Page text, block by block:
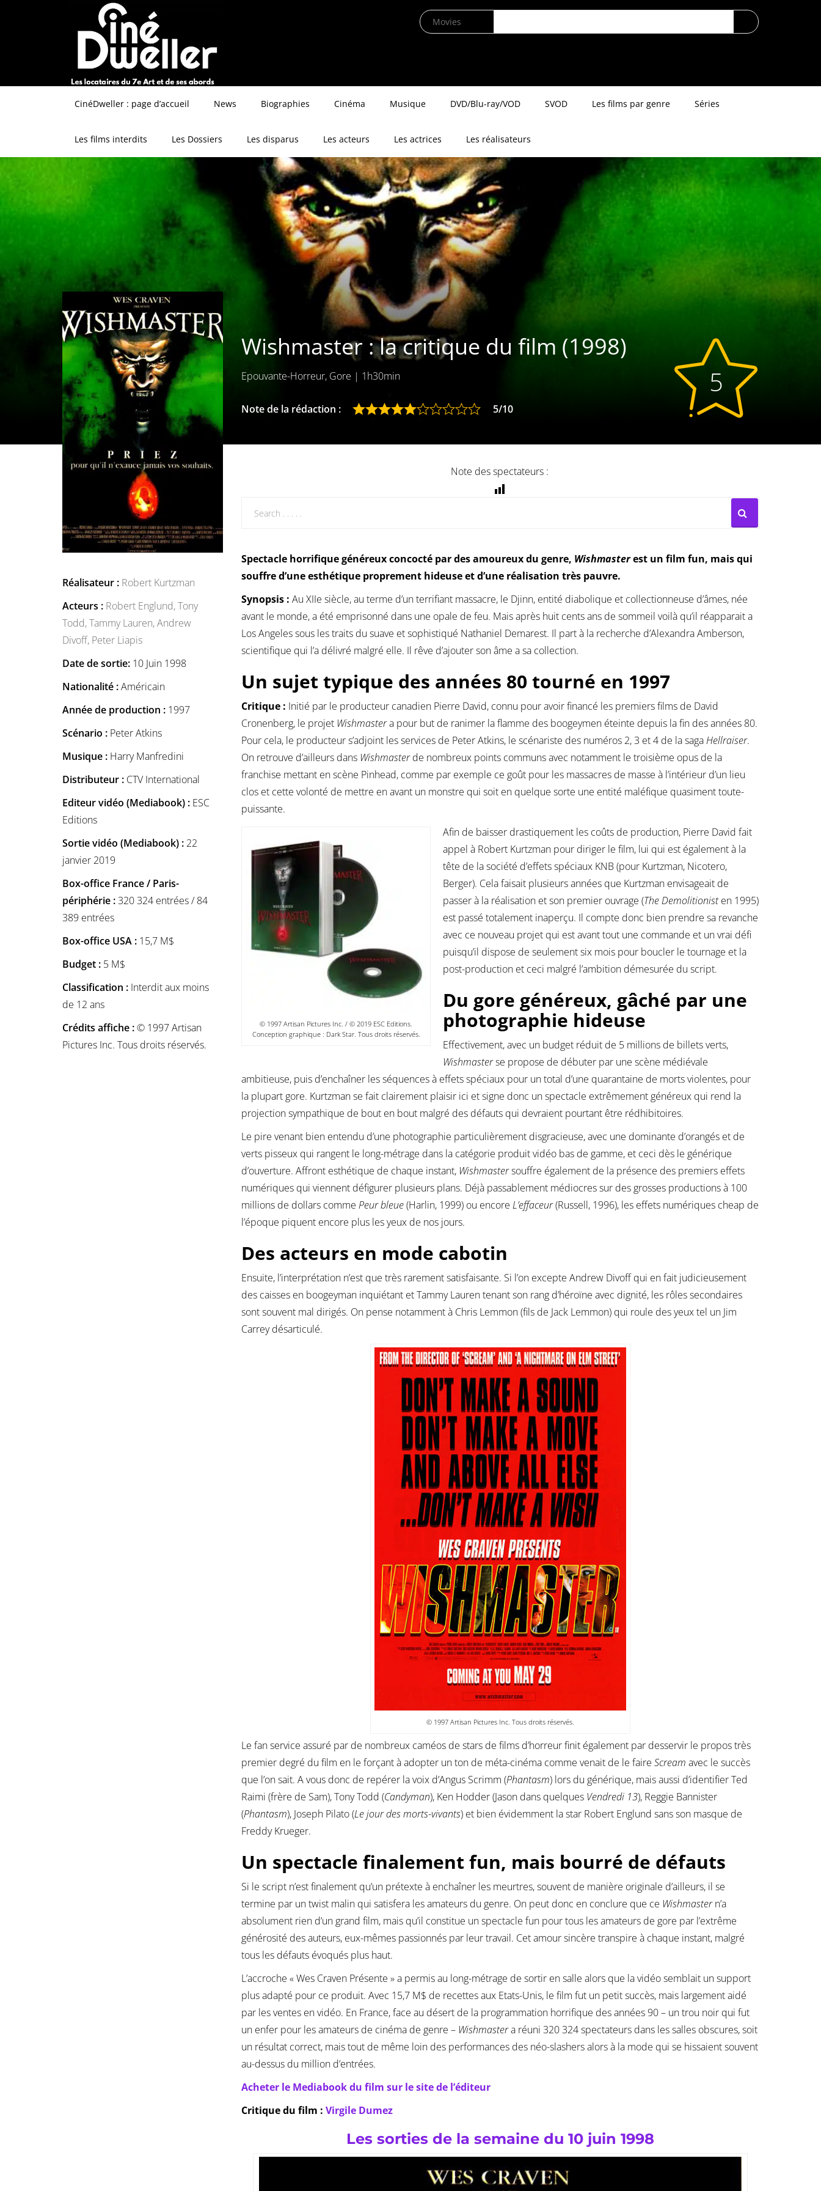
CinéDweller : page d’accueil News Biographies Cinéma Musique DVD/Blu-ray/VOD SVOD Les films par genre Séries
Les films interdits Les Dossiers Les disparus Les acteurs Les actrices Les réalisateurs
Wishmaster : la critique du film (1998)
Epouvante-Horreur, Gore | 1h30min
Note de la rédaction : 5/10
5
Réalisateur : Robert Kurtzman
Acteurs : Robert Englund,Tony
Todd,Tammy Lauren,Andrew
Divoff, Peter Liapis
Date de sortie: 10 Juin 1998
Nationalité :Américain
Année de production : 1997
Scénario : Peter Atkins
Musique : Harry Manfredini
Distributeur : CTV International
Editeur vidéo (Mediabook) : ESC
Editions
Sortie vidéo (Mediabook) : 22
janvier 2019
Box-office France / Paris-
périphérie :320 324 entrées / 84
389 entrées
Box-office USA : 15,7 M$
Budget : 5 M$
Classification : Interdit aux moins
de 12 ans
Crédits affiche :© 1997 Artisan
Pictures Inc. Tous droits réservés.
Note des spectateurs :
Spectacle horrifique généreux concocté par des amoureux du genre, Wishmasterest un film fun, mais qui
souffre d’une esthétique proprement hideuse et d’une réalisation très pauvre.
Synopsis : Au XIIe siècle, au terme d’un terrifiant massacre, le Djinn, entité diabolique et collectionneuse d’âmes, née
avant le monde, a été emprisonné dans une opale de feu. Mais après huit cents ans de sommeil voilà qu’il réapparait a
Los Angeles sous les traits du suave et sophistiqué Nathaniel Demarest. Il part à la recherche d’Alexandra Amberson,
scientifique qui l’a délivré malgré elle. Il rêve d’ajouter son âme a sa collection.
Un sujet typique des années 80 tourné en 1997
Critique : Initié par le producteur canadien Pierre David, connu pour avoir financé les premiers films de David
Cronenberg, le projet Wishmastera pour but de ranimer la flamme des boogeymen éteinte depuis la fin des années 80.
Pour cela, le producteur s’adjoint les services de Peter Atkins, le scénariste des numéros 2, 3 et 4 de la sagaHellraiser.
On retrouve d’ailleurs dans Wishmasterde nombreux points communs avec notamment le troisième opus de la
franchise mettant en scène Pinhead, comme par exemple ce goût pour les massacres de masse à l’intérieur d’un lieu
clos et cette volonté de mettre en avant un monstre qui soit en quelque sorte une entité maléfique quasiment toute-
puissante.
© 1997 Artisan Pictures Inc. / © 2019 ESC Editions.
Conception graphique : Dark Star. Tous droits réservés.
Afin de baisser drastiquement les coûts de production, Pierre David fait
appel à Robert Kurtzman pour diriger le film, lui qui est également à la
tête de la société d’effets spéciaux KNB (pour Kurtzman, Nicotero,
Berger). Cela faisait plusieurs années que Kurtzman envisageait de
passer à la réalisation et son premier ouvrage (The Demolitionisten 1995)
est passé totalement inaperçu. Il compte donc bien prendre sa revanche
avec ce nouveau projet qui est avant tout une commande et un vrai défi
puisqu’il dispose de seulement six mois pour boucler le tournage et la
post-production et ceci malgré l’ambition démesurée du script.
Du gore généreux, gâché par une
photographie hideuse
Effectivement, avec un budget réduit de 5 millions de billets verts,
Wishmasterse propose de débuter par une scène médiévale
ambitieuse, puis d’enchaîner les séquences à effets spéciaux pour un total d’une quarantaine de morts violentes, pour
la plupart gore. Kurtzman se fait clairement plaisir ici et signe donc un spectacle extrêmement généreux qui rend la
projection sympathique de bout en bout malgré des défauts qui devraient pourtant être rédhibitoires.
Le pire venant bien entendu d’une photographie particulièrement disgracieuse, avec une dominante d’orangés et de
verts pisseux qui rangent le long-métrage dans la catégorie produit vidéo bas de gamme, et ceci dès le générique
d’ouverture. Affront esthétique de chaque instant, Wishmastersouffre également de la présence des premiers effets
numériques qui viennent défigurer plusieurs plans. Déjà passablement médiocres sur des grosses productions à 100
millions de dollars comme Peur bleue(Harlin, 1999) ou encore L’effaceur(Russell, 1996), les effets numériques cheap de
l’époque piquent encore plus les yeux de nos jours.
Des acteurs en mode cabotin
Ensuite, l’interprétation n’est que très rarement satisfaisante. Si l’on excepte Andrew Divoff qui en fait judicieusement
des caisses en boogeyman inquiétant et Tammy Lauren tenant son rang d’héroïne avec dignité, les rôles secondaires
sont souvent mal dirigés. On pense notamment à Chris Lemmon (fils de Jack Lemmon) qui roule des yeux tel un Jim
Carrey désarticulé.
© 1997 Artisan Pictures Inc. Tous droits réservés.
Le fan service assuré par de nombreux caméos de stars de films d’horreur finit également par desservir le propos très
premier degré du film en le forçant à adopter un ton de méta-cinéma comme venait de le faire Scream avec le succès
que l’on sait. A vous donc de repérer la voix d’Angus Scrimm (Phantasm) lors du générique, mais aussi d’identifier Ted
Raimi (frère de Sam), Tony Todd (Candyman), Ken Hodder (Jason dans quelques Vendredi 13), Reggie Bannister
(Phantasm), Joseph Pilato (Le jour des morts-vivants) et bien évidemment la star Robert Englund sans son masque de
Freddy Krueger.
Un spectacle finalement fun, mais bourré de défauts
Si le script n’est finalement qu’un prétexte à enchaîner les meurtres, souvent de manière originale d’ailleurs, il se
termine par un twist malin qui satisfera les amateurs du genre. On peut donc en conclure que ce Wishmastern’a
absolument rien d’un grand film, mais qu’il constitue un spectacle fun pour tous les amateurs de gore par l’extrême
générosité des auteurs, eux-mêmes passionnés par leur travail. Cet amour sincère transpire à chaque instant, malgré
tous les défauts évoqués plus haut.
L’accroche « Wes Craven Présente » a permis au long-métrage de sortir en salle alors que la vidéo semblait un support
plus adapté pour ce produit. Avec 15,7 M$ de recettes aux Etats-Unis, le film fut un petit succès, mais largement aidé
par les ventes en vidéo. En France, face au désert de la programmation horrifique des années 90 – un trou noir qui fut
un enfer pour les amateurs de cinéma de genre – Wishmastera réuni 320 324 spectateurs dans les salles obscures, soit
un résultat correct, mais tout de même loin des performances des néo-slashers alors à la mode qui se hissaient souvent
au-dessus du million d’entrées.
Acheter le Mediabook du film sur le site de l’éditeur
Critique du film : Virgile Dumez
Les sorties de la semaine du 10 juin 1998